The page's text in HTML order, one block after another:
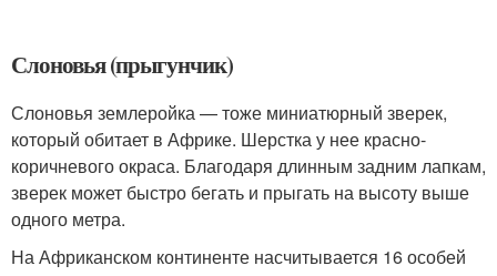
Слоновья (прыгунчик)
Слоновья землеройка — тоже миниатюрный зверек,
который обитает в Африке. Шерстка у нее красно-
коричневого окраса. Благодаря длинным задним лапкам,
зверек может быстро бегать и прыгать на высоту выше
одного метра.
На Африканском континенте насчитывается 16 особей